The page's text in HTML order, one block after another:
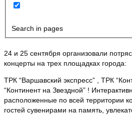
Search in pages
24 и 25 сентября организовали
концерты на трех площадках города:
ТРК “Варшавский экспресс” , ТРК
“Континент на Звездной” !
расположенные по всей территории
гостей сувенирами на память,